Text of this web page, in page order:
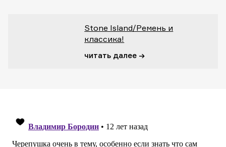
Stone Island/Ремень и
классика!
читать далее →